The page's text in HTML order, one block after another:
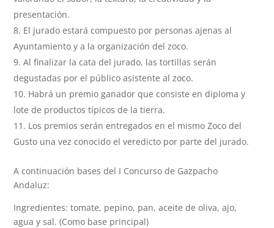
presentación.
El jurado estará compuesto por personas ajenas al
Ayuntamiento y a la organización del zoco.
Al finalizar la cata del jurado, las tortillas serán
degustadas por el público asistente al zoco.
Habrá un premio ganador que consiste en diploma y
lote de productos típicos de la tierra.
Los premios serán entregados en el mismo Zoco del
Gusto una vez conocido el veredicto por parte del jurado.
A continuación bases del I Concurso de Gazpacho
Andaluz:
Ingredientes: tomate, pepino, pan, aceite de oliva, ajo,
agua y sal. (Como base principal)